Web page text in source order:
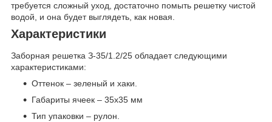
требуется сложный уход, достаточно помыть решетку чистой
водой, и она будет выглядеть, как новая.
Характеристики
Заборная решетка З-35/1.2/25 обладает следующими
характеристиками:
Оттенок – зеленый и хаки.
Габариты ячеек – 35х35 мм
Тип упаковки – рулон.